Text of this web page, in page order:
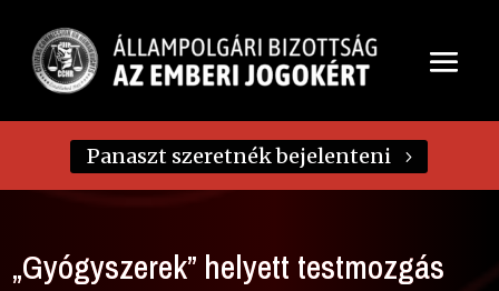
Panaszt szeretnék bejelenteni
„Gyógyszerek” helyett testmozgás